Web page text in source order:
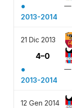
●
—
2013-2014
21 Dic 2013
4–0
●
—
2013-2014
12 Gen 2014